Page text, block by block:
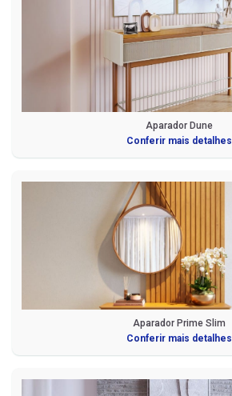
Aparador Dune
Conferir mais detalhes
Aparador Prime Slim
Conferir mais detalhes